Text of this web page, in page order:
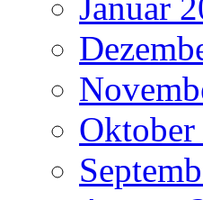
Oktober